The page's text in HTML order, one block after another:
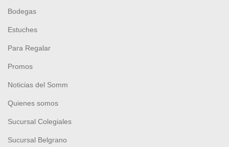
Bodegas
Estuches
Para Regalar
Promos
Noticias del Somm
Quienes somos
Sucursal Colegiales
Sucursal Belgrano